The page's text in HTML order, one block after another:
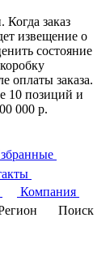
Когда заказ
извещение о
состояние
оплаты заказа.
10 позиций и
000 р.
Компания
Поиск